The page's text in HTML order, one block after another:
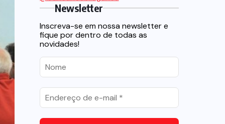
Newsletter
Inscreva-se em nossa newsletter e
fique por dentro de todas as
novidades!